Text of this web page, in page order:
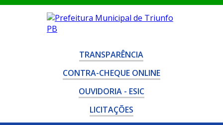
TRANSPARÊNCIA
CONTRA-CHEQUE ONLINE
OUVIDORIA - ESIC
LICITAÇÕES